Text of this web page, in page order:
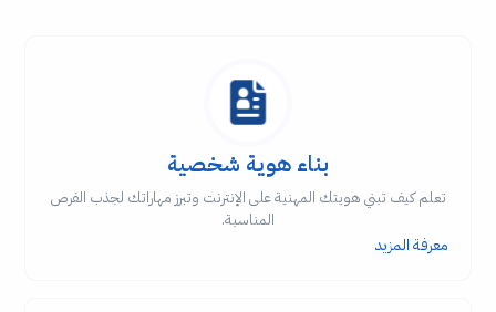
بناء هوية شخصية
تعلم كيف تبني هويتك المهنية على الإنترنت وتبرز مهاراتك لجذب الفرص
المناسبة.
معرفة المزيد